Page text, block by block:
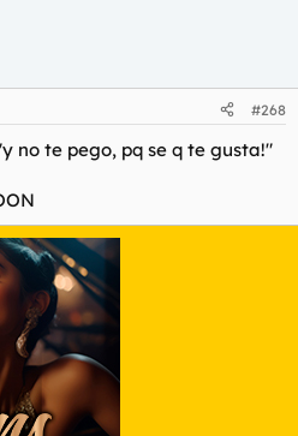
#268
no te pego, pq se q te gusta!"